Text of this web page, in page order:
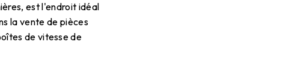
est l'endroit idéal
la vente de pièces
de vitesse de